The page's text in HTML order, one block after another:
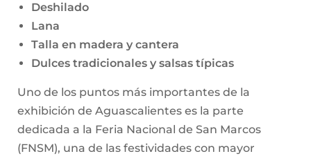
Deshilado
Lana
Talla en madera y cantera
Dulces tradicionales y salsas típicas
Uno de los puntos más importantes de la
exhibición de Aguascalientes es la parte
dedicada a la Feria Nacional de San Marcos
(FNSM), una de las festividades con mayor